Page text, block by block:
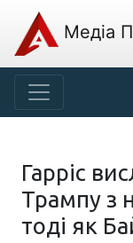
Медіа
Гарріс
Трампу з
тоді як